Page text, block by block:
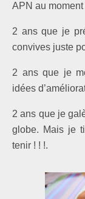
APN au
2 ans que je
convives juste
2 ans que je
idées
2 ans que je
globe. Mais je
tenir ! ! !.